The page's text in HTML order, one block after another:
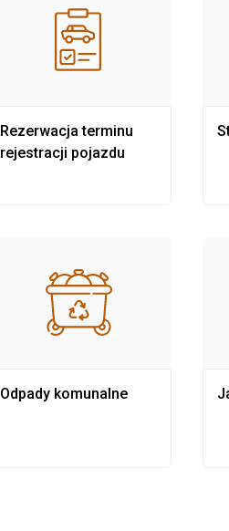
Rezerwacja terminu
rejestracji pojazdu
Odpady komunalne